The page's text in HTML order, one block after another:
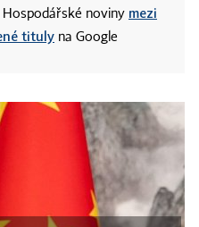
Hospodářské noviny mezi
tituly na Google